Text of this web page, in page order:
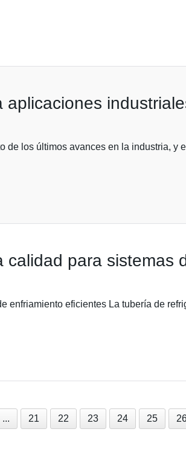
los últimos avances en la industria, y
para sistemas
enfriamiento eficientes La tubería de
... 21 22 23 24 25